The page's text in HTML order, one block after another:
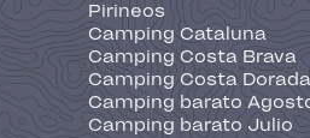
Pirineos
Camping Cataluna
Camping Costa Brava
Camping Costa Dorada
Camping barato
Camping barato Julio